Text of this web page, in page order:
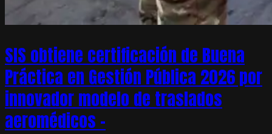
SIS obtiene certificación de Buena
Práctica en Gestión Pública 2026 por
innovador modelo de traslados
aeromédicos –